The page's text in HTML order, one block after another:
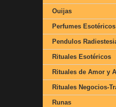
Ouijas
Perfumes Esotéricos
Pendulos
Rituales Esotéricos
Rituales de Amor y
Rituales Negocios-
Runas